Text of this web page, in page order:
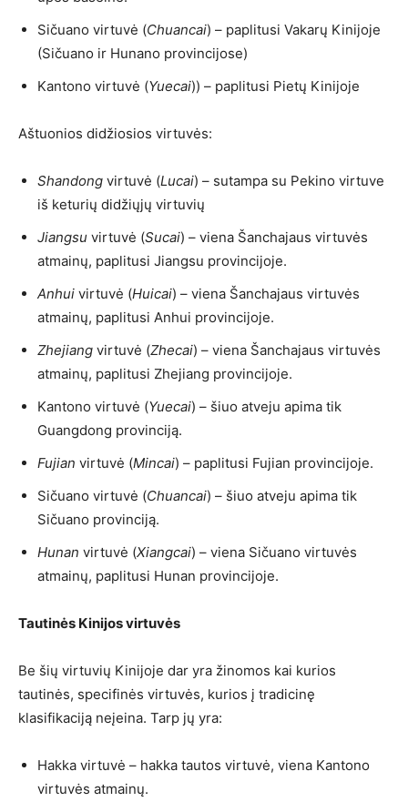
Sičuano virtuvė (Chuancai) – paplitusi Vakarų Kinijoje
(Sičuano ir Hunano provincijose)
Kantono virtuvė (Yuecai)) – paplitusi Pietų Kinijoje
Aštuonios didžiosios virtuvės:
Shandong virtuvė (Lucai) – sutampa su Pekino virtuve
iš keturių didžiųjų virtuvių
Jiangsu virtuvė (Sucai) – viena Šanchajaus virtuvės
atmainų, paplitusi Jiangsu provincijoje.
Anhui virtuvė (Huicai) – viena Šanchajaus virtuvės
atmainų, paplitusi Anhui provincijoje.
Zhejiang virtuvė (Zhecai) – viena Šanchajaus virtuvės
atmainų, paplitusi Zhejiang provincijoje.
Kantono virtuvė (Yuecai) – šiuo atveju apima tik
Guangdong provinciją.
Fujian virtuvė (Mincai) – paplitusi Fujian provincijoje.
Sičuano virtuvė (Chuancai) – šiuo atveju apima tik
Sičuano provinciją.
Hunan virtuvė (Xiangcai) – viena Sičuano virtuvės
atmainų, paplitusi Hunan provincijoje.
Tautinės Kinijos virtuvės
Be šių virtuvių Kinijoje dar yra žinomos kai kurios
tautinės, specifinės virtuvės, kurios į tradicinę
klasifikaciją neįeina. Tarp jų yra:
Hakka virtuvė – hakka tautos virtuvė, viena Kantono
virtuvės atmainų.